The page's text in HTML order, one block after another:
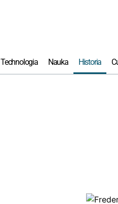
Technologia Nauka Historia